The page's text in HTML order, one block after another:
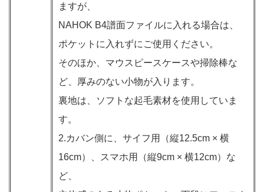
ますが、
NAHOK B4譜面ファイルに入れる場合は、
ポケットに入れずにご使用ください。
そのほか、マウスピースケースや掃除棒な
ど、厚みのない小物が入ります。
裏地は、ソフトな起毛素材を使用していま
す。
2.カバン側に、サイフ用（縦12.5cm × 横
16cm）、スマホ用（縦9cm × 横12cm）な
ど、